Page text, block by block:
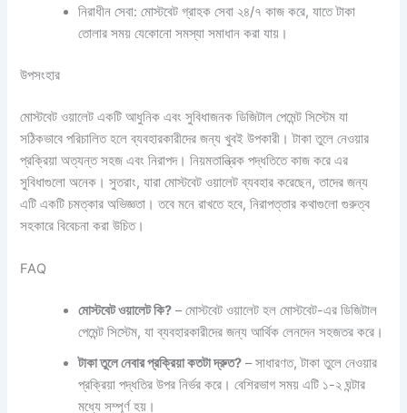
নিরাধীন সেবা: মোস্টবেট গ্রাহক সেবা ২৪/৭ কাজ করে, যাতে টাকা
তোলার সময় যেকোনো সমস্যা সমাধান করা যায়।
উপসংহার
মোস্টবেট ওয়ালেট একটি আধুনিক এবং সুবিধাজনক ডিজিটাল পেমেন্ট সিস্টেম যা
সঠিকভাবে পরিচালিত হলে ব্যবহারকারীদের জন্য খুবই উপকারী। টাকা তুলে নেওয়ার
প্রক্রিয়া অত্যন্ত সহজ এবং নিরাপদ। নিয়মতান্ত্রিক পদ্ধতিতে কাজ করে এর
সুবিধাগুলো অনেক। সুতরাং, যারা মোস্টবেট ওয়ালেট ব্যবহার করেছেন, তাদের জন্য
এটি একটি চমত্কার অভিজ্ঞতা। তবে মনে রাখতে হবে, নিরাপত্তার কথাগুলো গুরুত্ব
সহকারে বিবেচনা করা উচিত।
FAQ
মোস্টবেট ওয়ালেট কি? – মোস্টবেট ওয়ালেট হল মোস্টবেট-এর ডিজিটাল
পেমেন্ট সিস্টেম, যা ব্যবহারকারীদের জন্য আর্থিক লেনদেন সহজতর করে।
টাকা তুলে নেবার প্রক্রিয়া কতটা দ্রুত? – সাধারণত, টাকা তুলে নেওয়ার
প্রক্রিয়া পদ্ধতির উপর নির্ভর করে। বেশিরভাগ সময় এটি ১-২ ঘন্টার
মধ্যে সম্পূর্ণ হয়।